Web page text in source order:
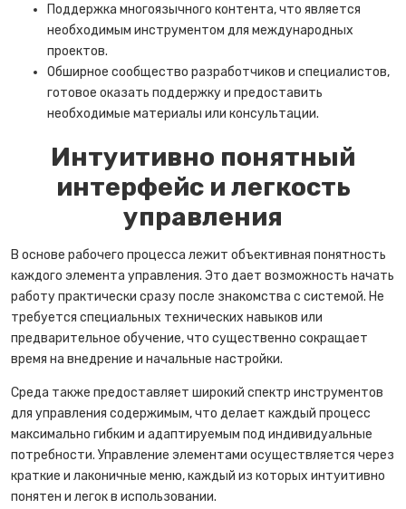
Поддержка многоязычного контента, что является
необходимым инструментом для международных
проектов.
Обширное сообщество разработчиков и специалистов,
готовое оказать поддержку и предоставить
необходимые материалы или консультации.
Интуитивно понятный
интерфейс и легкость
управления
В основе рабочего процесса лежит объективная понятность
каждого элемента управления. Это дает возможность начать
работу практически сразу после знакомства с системой. Не
требуется специальных технических навыков или
предварительное обучение, что существенно сокращает
время на внедрение и начальные настройки.
Среда также предоставляет широкий спектр инструментов
для управления содержимым, что делает каждый процесс
максимально гибким и адаптируемым под индивидуальные
потребности. Управление элементами осуществляется через
краткие и лаконичные меню, каждый из которых интуитивно
понятен и легок в использовании.